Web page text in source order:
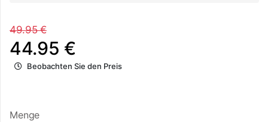
49.95 €
44.95 €
Beobachten Sie den Preis
Menge